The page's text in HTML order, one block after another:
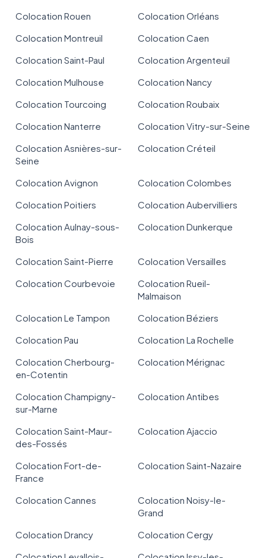
Colocation Rouen
Colocation Orléans
Colocation Montreuil
Colocation Caen
Colocation Saint-Paul
Colocation Argenteuil
Colocation Mulhouse
Colocation Nancy
Colocation Tourcoing
Colocation Roubaix
Colocation Nanterre
Colocation Vitry-sur-Seine
Colocation Asnières-sur-
Seine
Colocation Créteil
Colocation Avignon
Colocation Colombes
Colocation Poitiers
Colocation Aubervilliers
Colocation Aulnay-sous-
Bois
Colocation Dunkerque
Colocation Saint-Pierre
Colocation Versailles
Colocation Courbevoie
Colocation Rueil-
Malmaison
Colocation Le Tampon
Colocation Béziers
Colocation Pau
Colocation La Rochelle
Colocation Cherbourg-
en-Cotentin
Colocation Mérignac
Colocation Champigny-
sur-Marne
Colocation Antibes
Colocation Saint-Maur-
des-Fossés
Colocation Ajaccio
Colocation Fort-de-
France
Colocation Saint-Nazaire
Colocation Cannes
Colocation Noisy-le-
Grand
Colocation Drancy
Colocation Cergy